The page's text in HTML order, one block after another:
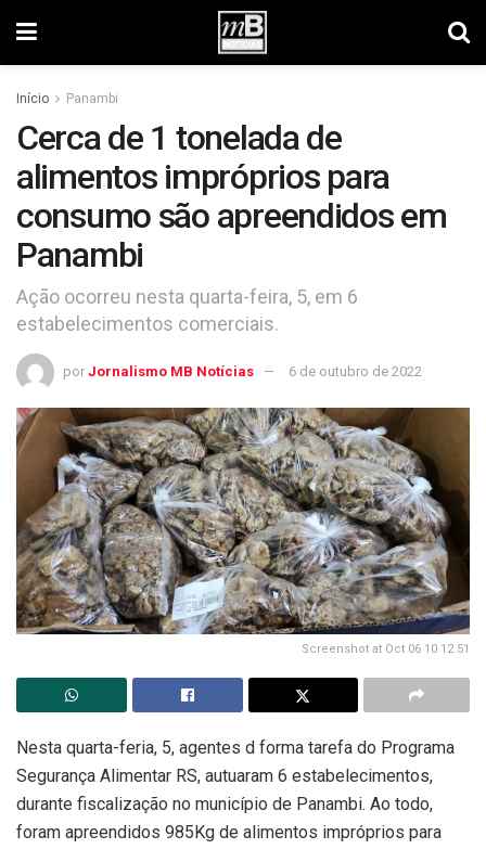
Início Panambi
Cerca de 1 tonelada de
alimentos impróprios para
consumo são apreendidos em
Panambi
Ação ocorreu nesta quarta-feira, 5, em 6
estabelecimentos comerciais.
por Jornalismo MB Notícias 6 de outubro de 2022
Screenshot at Oct 06 10 12 51
Nesta quarta-feria, 5, agentes d forma tarefa do Programa
Segurança Alimentar RS, autuaram 6 estabelecimentos,
durante fiscalização no município de Panambi. Ao todo,
foram apreendidos 985Kg de alimentos impróprios para